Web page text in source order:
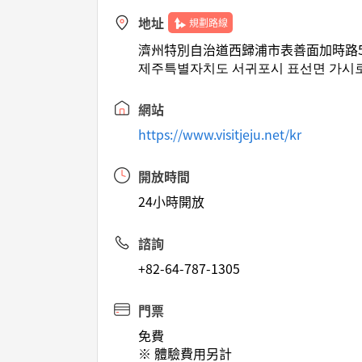
地址 規劃路線
濟州特別自治道西歸浦市表善面加時
제주특별자치도 서귀포시 표선면 가시
網站
https://www.visitjeju.net/kr
開放時間
24小時開放
諮詢
+82-64-787-1305
門票
免費
※ 體驗費用另計